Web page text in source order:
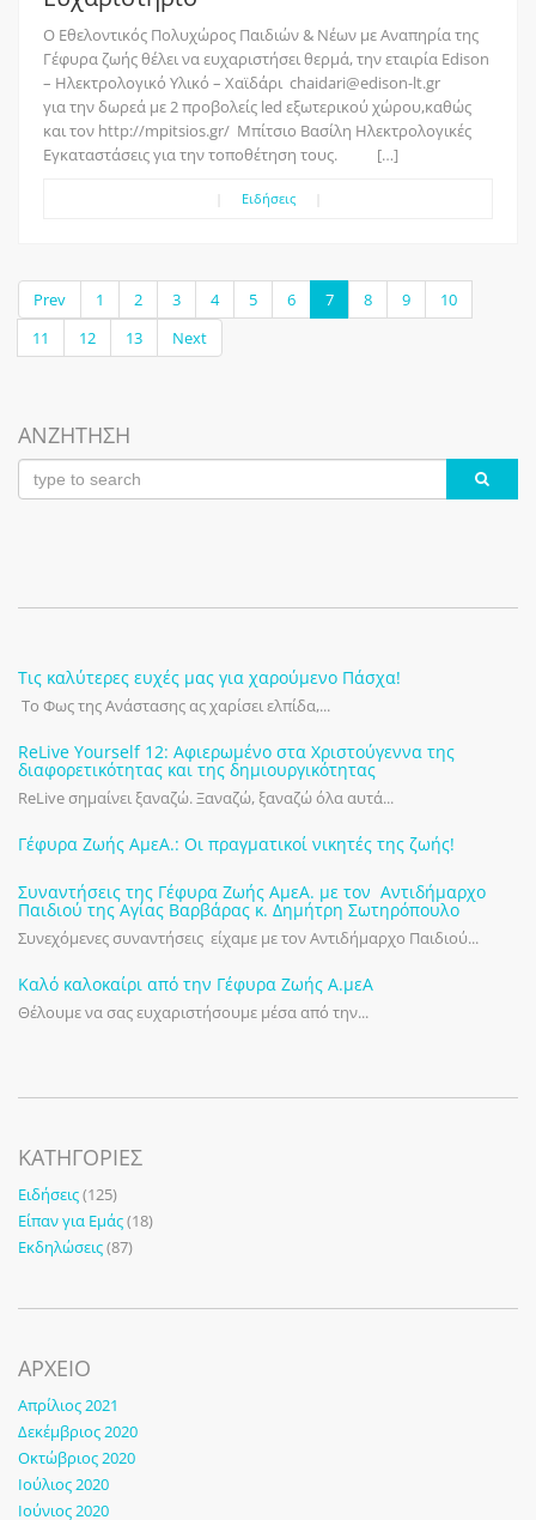
O Εθελοντικός Πολυχώρος Παιδιών & Νέων με Αναπηρία της
Γέφυρα ζωής θέλει να ευχαριστήσει θερμά, την εταιρία Edison
– Ηλεκτρολογικό Υλικό – Χαϊδάρι chaidari@edison-lt.gr
για την δωρεά με 2 προβολείς led εξωτερικού χώρου,καθώς
και τον http://mpitsios.gr/ Μπίτσιο Βασίλη Ηλεκτρολογικές
Εγκαταστάσεις για την τοποθέτηση τους. […]
Ειδήσεις
Prev 1 2 3 4 5 6 7 8 9
10
11
12 13 Next
ΑΝΖΗΤΗΣΗ
Τις καλύτερες ευχές μας για χαρούμενο Πάσχα!
Το Φως της Ανάστασης ας χαρίσει ελπίδα,...
ReLive Yourself 12: Αφιερωμένο στα Χριστούγεννα της
διαφορετικότητας και της δημιουργικότητας
ReLive σημαίνει ξαναζώ. Ξαναζώ, ξαναζώ όλα αυτά...
Γέφυρα Ζωής ΑμεΑ.: Οι πραγματικοί νικητές της ζωής!
Συναντήσεις της Γέφυρα Ζωής ΑμεΑ. με τον Αντιδήμαρχο
Παιδιού της Αγίας Βαρβάρας κ. Δημήτρη Σωτηρόπουλο
Συνεχόμενες συναντήσεις είχαμε με τον Αντιδήμαρχο Παιδιού...
Καλό καλοκαίρι από την Γέφυρα Ζωής Α.μεΑ
Θέλουμε να σας ευχαριστήσουμε μέσα από την...
KΑΤΗΓΟΡΊΕΣ
Ειδήσεις(125)
Είπαν για Εμάς(18)
Εκδηλώσεις(87)
ΑΡΧΕΙΟ
Απρίλιος 2021
Δεκέμβριος 2020
Οκτώβριος 2020
Ιούλιος 2020
Ιούνιος 2020